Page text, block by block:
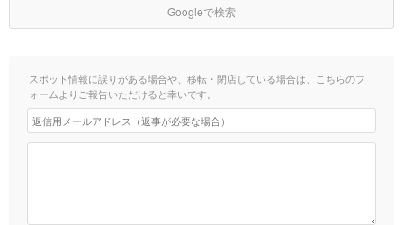
Googleで検索
スポット情報に誤りがある場合や、移転・閉店している場合は、こちらのフ
ォームよりご報告いただけると幸いです。